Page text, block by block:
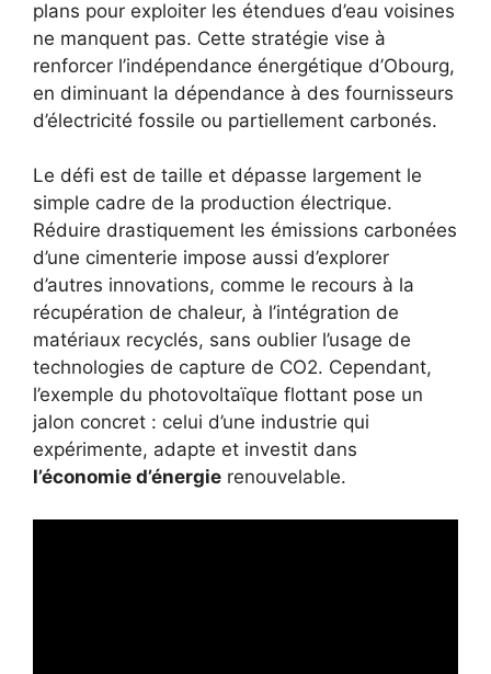
plans pour exploiter les étendues d’eau voisines
ne manquent pas. Cette stratégie vise à
renforcer l’indépendance énergétique d’Obourg,
en diminuant la dépendance à des fournisseurs
d’électricité fossile ou partiellement carbonés.
Le défi est de taille et dépasse largement le
simple cadre de la production électrique.
Réduire drastiquement les émissions carbonées
d’une cimenterie impose aussi d’explorer
d’autres innovations, comme le recours à la
récupération de chaleur, à l’intégration de
matériaux recyclés, sans oublier l’usage de
technologies de capture de CO2. Cependant,
l’exemple du photovoltaïque flottant pose un
jalon concret : celui d’une industrie qui
expérimente, adapte et investit dans
l’économie d’énergie renouvelable.